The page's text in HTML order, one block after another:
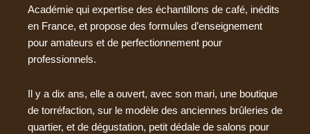
Académie qui expertise des échantillons de café, inédits
en France, et propose des formules d’enseignement
pour amateurs et de perfectionnement pour
professionnels.
Il y a dix ans, elle a ouvert, avec son mari, une boutique
de torréfaction, sur le modèle des anciennes brûleries de
quartier, et de dégustation, petit dédale de salons pour